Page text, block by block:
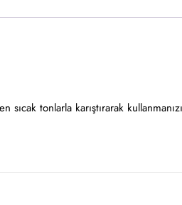
tonlarla karıştırarak